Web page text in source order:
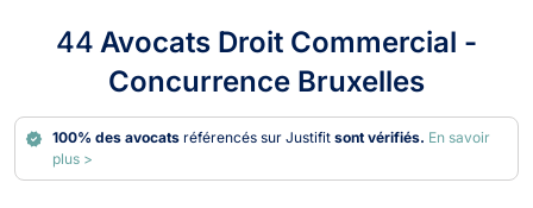
44 Avocats Droit Commercial -
Concurrence Bruxelles
100% des avocats référencés sur Justifitsont vérifiés. En savoir
plus >